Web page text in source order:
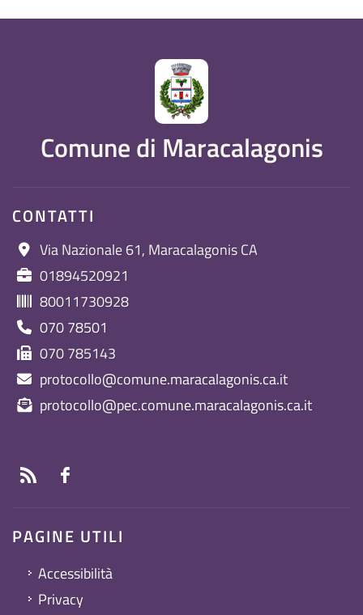
Comune di Maracalagonis
CONTATTI
Via Nazionale 61, Maracalagonis CA
01894520921
80011730928
070 78501
070 785143
protocollo@comune.maracalagonis.ca.it
protocollo@pec.comune.maracalagonis.ca.it
PAGINE UTILI
Accessibilità
Privacy